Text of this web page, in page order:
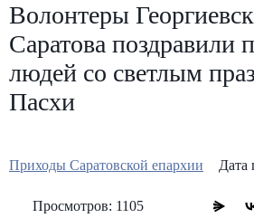
Волонтеры
Саратова поздравили
людей со светлым
Пасхи
Приходы Саратовской епархии Дата
Просмотров: 1105